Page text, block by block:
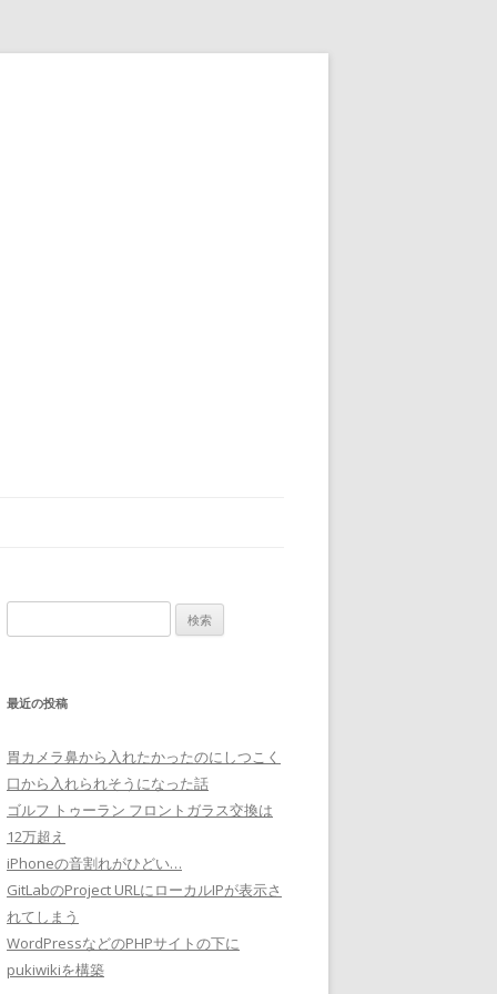
索:
最近の投稿
胃カメラ鼻から入れたかったのにしつこく
口から入れられそうになった話
ゴルフ トゥーラン フロントガラス交換は
12万超え
iPhoneの音割れがひどい…
GitLabのProject URLにローカルIPが表示さ
れてしまう
WordPressなどのPHPサイトの下に
pukiwikiを構築